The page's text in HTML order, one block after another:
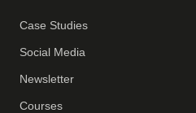
Case Studies
Social Media
Newsletter
Courses